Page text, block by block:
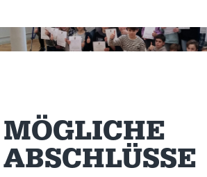
MÖGLICHE
ABSCHLÜSSE